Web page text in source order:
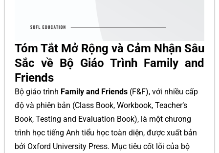
Tóm Tắt Mở Rộng và Cảm Nhận Sâu
Sắc về Bộ Giáo Trình Family and
Friends
Bộ giáo trình Family and Friends (F&F), với nhiều cấp
độ và phiên bản (Class Book, Workbook, Teacher’s
Book, Testing and Evaluation Book), là một chương
trình học tiếng Anh tiểu học toàn diện, được xuất bản
bởi Oxford University Press. Mục tiêu cốt lõi của bộ